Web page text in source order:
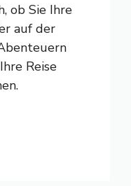
ob Sie Ihre
auf der
Reise